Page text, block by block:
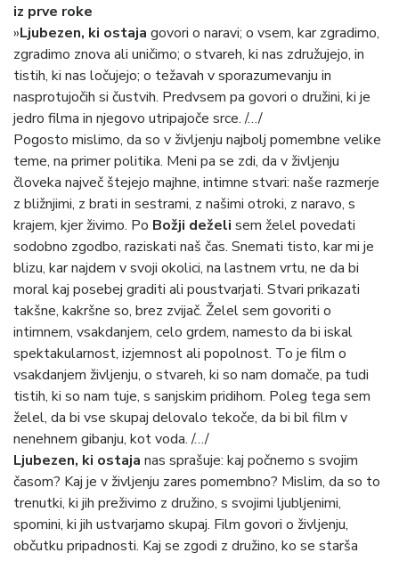
iz prve roke
»Ljubezen, ki ostaja govori o naravi; o vsem, kar zgradimo,
zgradimo znova ali uničimo; o stvareh, ki nas združujejo, in
tistih, ki nas ločujejo; o težavah v sporazumevanju in
nasprotujočih si čustvih. Predvsem pa govori o družini, ki je
jedro filma in njegovo utripajoče srce. /…/
Pogosto mislimo, da so v življenju najbolj pomembne velike
teme, na primer politika. Meni pa se zdi, da v življenju
človeka največ štejejo majhne, intimne stvari: naše razmerje
z bližnjimi, z brati in sestrami, z našimi otroki, z naravo, s
krajem, kjer živimo. Po Božji deželi sem želel povedati
sodobno zgodbo, raziskati naš čas. Snemati tisto, kar mi je
blizu, kar najdem v svoji okolici, na lastnem vrtu, ne da bi
moral kaj posebej graditi ali poustvarjati. Stvari prikazati
takšne, kakršne so, brez zvijač. Želel sem govoriti o
intimnem, vsakdanjem, celo grdem, namesto da bi iskal
spektakularnost, izjemnost ali popolnost. To je film o
vsakdanjem življenju, o stvareh, ki so nam domače, pa tudi
tistih, ki so nam tuje, s sanjskim pridihom. Poleg tega sem
želel, da bi vse skupaj delovalo tekoče, da bi bil film v
nenehnem gibanju, kot voda. /…/
Ljubezen, ki ostaja nas sprašuje: kaj počnemo s svojim
časom? Kaj je v življenju zares pomembno? Mislim, da so to
trenutki, ki jih preživimo z družino, s svojimi ljubljenimi,
spomini, ki jih ustvarjamo skupaj. Film govori o življenju,
občutku pripadnosti. Kaj se zgodi z družino, ko se starša